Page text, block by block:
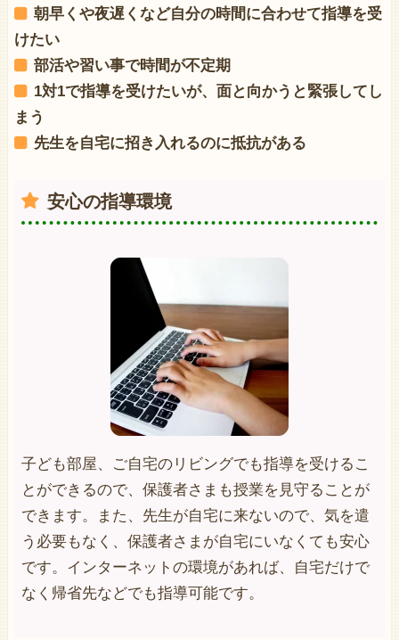
朝早くや夜遅くなど自分の時間に合わせて指導を受
けたい
部活や習い事で時間が不定期
1対1で指導を受けたいが、面と向かうと緊張してし
まう
先生を自宅に招き入れるのに抵抗がある
安心の指導環境
子ども部屋、ご自宅のリビングでも指導を受けるこ
とができるので、保護者さまも授業を見守ることが
できます。また、先生が自宅に来ないので、気を遣
う必要もなく、保護者さまが自宅にいなくても安心
です。インターネットの環境があれば、自宅だけで
なく帰省先などでも指導可能です。